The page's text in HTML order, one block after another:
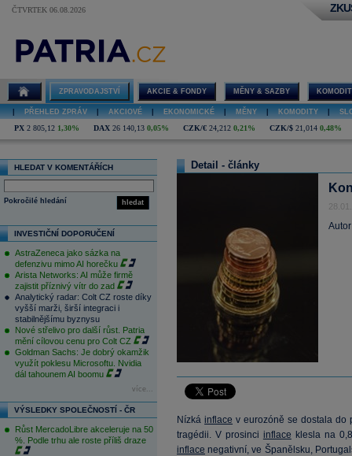
ČTVRTEK 06.08.2026
ZPRAVODAJSTVÍ AKCIE & FONDY MĚNY & SAZBY
PŘEHLED ZPRÁV AKCIOVÉ EKONOMICKÉ MĚNY KOMODITY
PX 2 805,12 1,30% DAX 26 140,13 0,05% CZK/€ 24,212 0,21% CZK/$ 21,014 0,48%
HLEDAT V KOMENTÁŘÍCH
hledat
Pokročilé hledání
INVESTIČNÍ DOPORUČENÍ
AstraZeneca jako sázka na
defenzivu mimo AI horečku
Arista Networks: AI může firmě
zajistit příznivý vítr do zad
Analytický radar: Colt CZ roste díky
vyšší marži, širší integraci i
stabilnějšímu byznysu
Nové střelivo pro další růst. Patria
mění cílovou cenu pro Colt CZ
Goldman Sachs: Je dobrý okamžik
využít poklesu Microsoftu. Nvidia
dál tahounem AI boomu
více...
VÝSLEDKY SPOLEČNOSTÍ - ČR
Růst MercadoLibre akceleruje na 50
%. Podle trhu ale roste příliš draze
Detail - články
Nízkáinflace v eurozóně se dostala do
tragédii. V prosinci inflace klesla na
inflace negativní, ve Španělsku,